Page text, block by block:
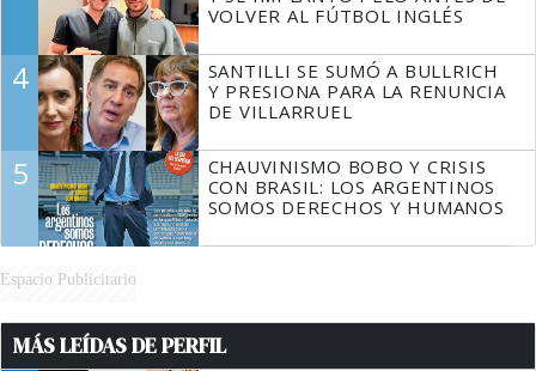
VOLVER AL FÚTBOL INGLÉS
4
SANTILLI SE SUMÓ A BULLRICH
Y PRESIONA PARA LA RENUNCIA
DE VILLARRUEL
5
CHAUVINISMO BOBO Y CRISIS
CON BRASIL: LOS ARGENTINOS
SOMOS DERECHOS Y HUMANOS
Espacio Publicitario
MÁS LEÍDAS DE PERFIL